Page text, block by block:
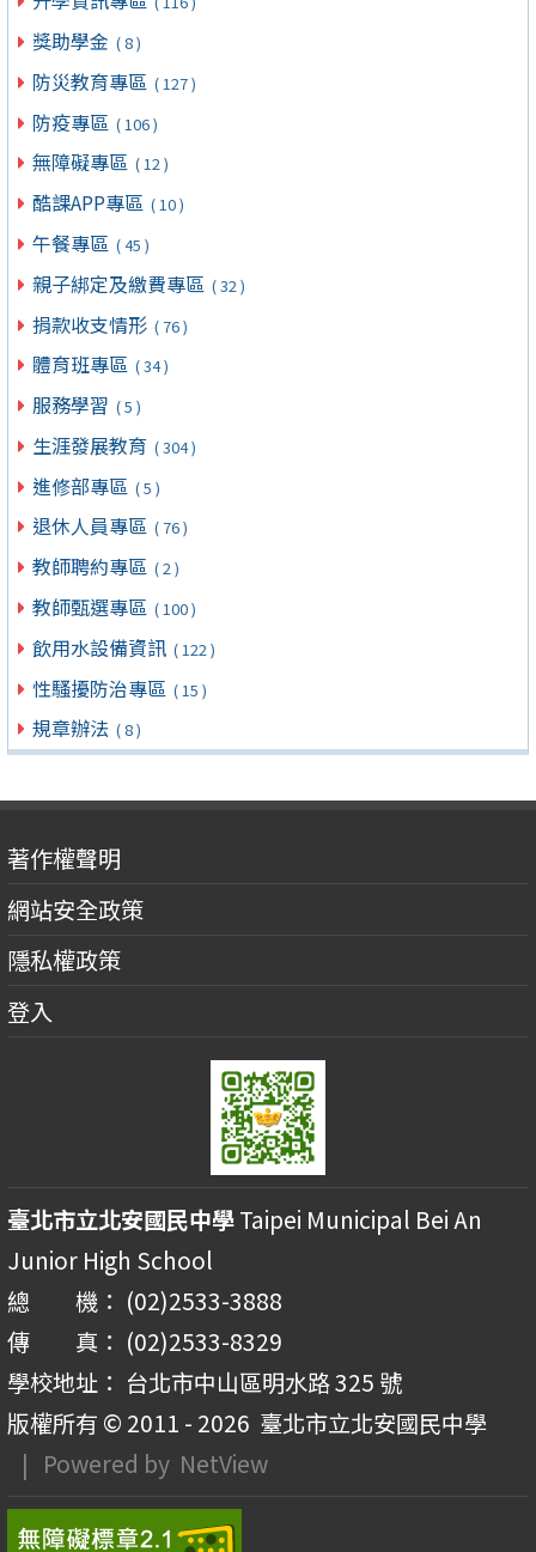
獎助學金 ( 8 )
防災教育專區 ( 127 )
防疫專區 ( 106 )
無障礙專區 ( 12 )
酷課APP專區 ( 10 )
午餐專區 ( 45 )
親子綁定及繳費專區 ( 32 )
捐款收支情形 ( 76 )
體育班專區 ( 34 )
服務學習 ( 5 )
生涯發展教育 ( 304 )
進修部專區 ( 5 )
退休人員專區 ( 76 )
教師聘約專區 ( 2 )
教師甄選專區 ( 100 )
飲用水設備資訊 ( 122 )
性騷擾防治專區 ( 15 )
規章辦法 ( 8 )
著作權聲明
網站安全政策
隱私權政策
登入
臺北市立北安國民中學Taipei Municipal Bei An
Junior High School
總 機： (02)2533-3888
傳 真： (02)2533-8329
學校地址： 台北市中山區明水路 325 號
版權所有 © 2011 - 2026 臺北市立北安國民中學
| Powered by NetView